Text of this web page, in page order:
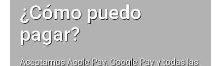
¿Cómo puedo
pagar?
Aceptamos Apple Pay, Google Pay y todas las